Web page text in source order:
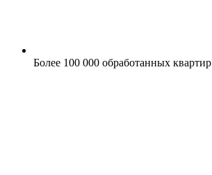
Более 100 000 обработанных квартир